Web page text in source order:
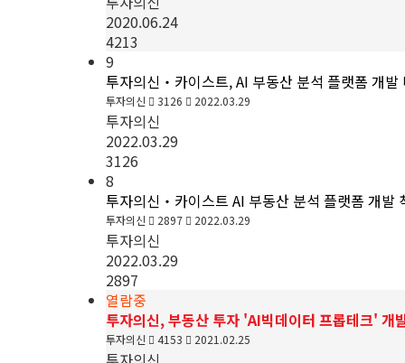
2020.06.24
4213
9
투자의신‧카이스트, AI 부동산 분석 플랫폼 개발
투자의신 3126 2022.03.29
투자의신
2022.03.29
3126
8
투자의신‧카이스트 AI 부동산 분석 플랫폼 개발
투자의신 2897 2022.03.29
투자의신
2022.03.29
2897
열람중
투자의신, 부동산 투자 'AI빅데이터 프롭테크' 개
투자의신 4153 2021.02.25